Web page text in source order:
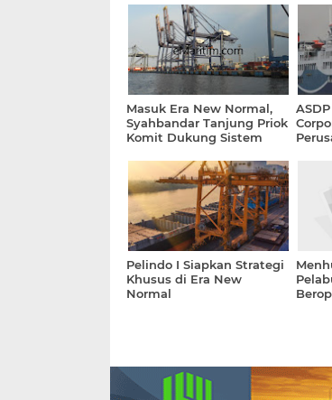
Masuk Era New Normal,
Syahbandar Tanjung Priok
Komit Dukung Sistem
Pelindo I Siapkan Strategi
Khusus di Era New
Normal